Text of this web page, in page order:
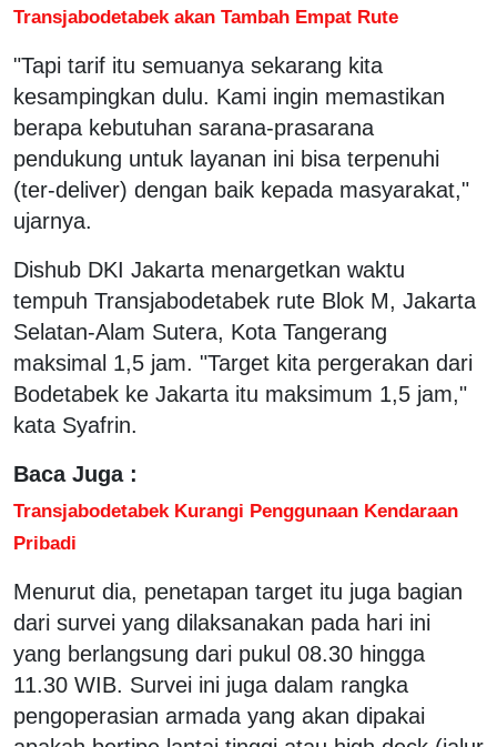
Transjabodetabek akan Tambah Empat Rute
"Tapi tarif itu semuanya sekarang kita
kesampingkan dulu. Kami ingin memastikan
berapa kebutuhan sarana-prasarana
pendukung untuk layanan ini bisa terpenuhi
(ter-deliver) dengan baik kepada masyarakat,"
ujarnya.
Dishub DKI Jakarta menargetkan waktu
tempuh Transjabodetabek rute Blok M, Jakarta
Selatan-Alam Sutera, Kota Tangerang
maksimal 1,5 jam. "Target kita pergerakan dari
Bodetabek ke Jakarta itu maksimum 1,5 jam,"
kata Syafrin.
Baca Juga :
Transjabodetabek Kurangi Penggunaan Kendaraan
Pribadi
Menurut dia, penetapan target itu juga bagian
dari survei yang dilaksanakan pada hari ini
yang berlangsung dari pukul 08.30 hingga
11.30 WIB. Survei ini juga dalam rangka
pengoperasian armada yang akan dipakai